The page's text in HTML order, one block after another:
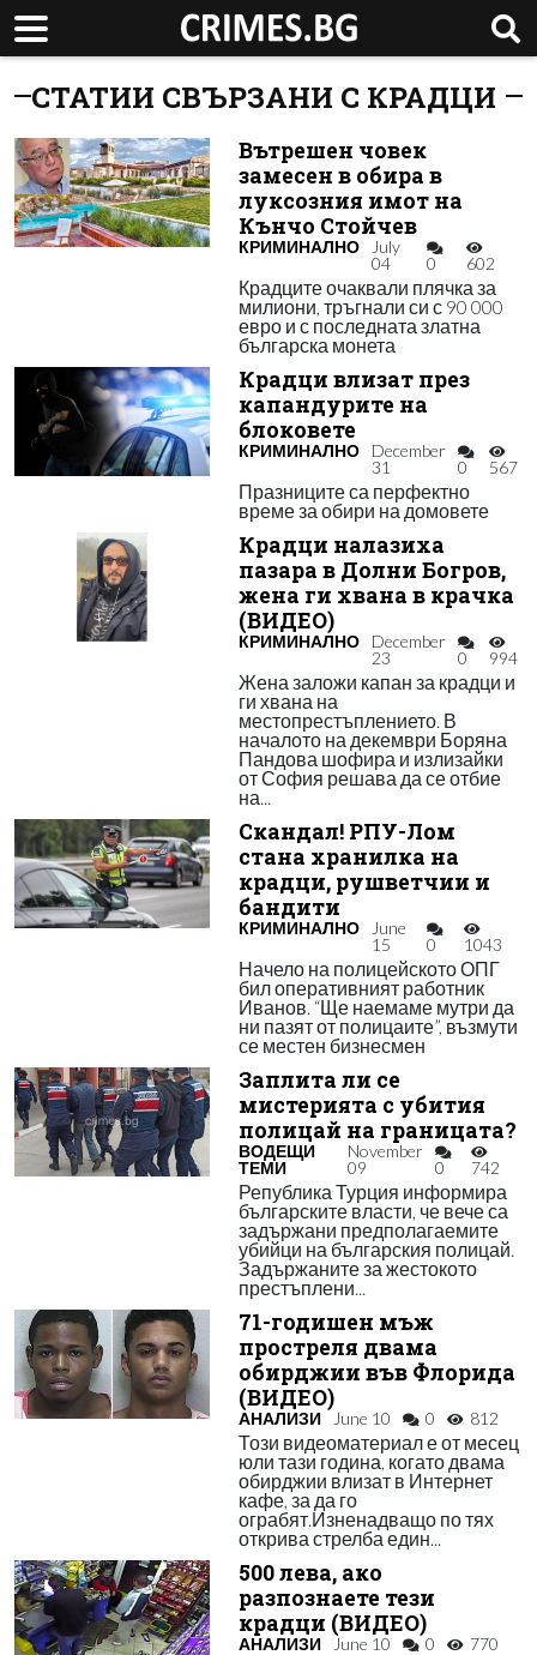
СТАТИИ СВЪРЗАНИ С КРАДЦИ
Вътрешен човек
замесен в обира в
луксозния имот на
Кънчо Стойчев
КРИМИНАЛНО
July
04
0 602
Крадците очаквали плячка за
милиони, тръгнали си с 90 000
евро и с последната златна
българска монета
Крадци влизат през
капандурите на
блоковете
КРИМИНАЛНО
December
31
0 567
Празниците са перфектно
време за обири на домовете
Крадци налазиха
пазара в Долни Богров,
жена ги хвана в крачка
(ВИДЕО)
КРИМИНАЛНО
December
23
0 994
Жена заложи капан за крадци и
ги хвана на
местопрестъплението. В
началото на декември Боряна
Пандова шофира и излизайки
от София решава да се отбие
на...
Скандал! РПУ-Лом
стана хранилка на
крадци, рушветчии и
бандити
КРИМИНАЛНО
June
15
0 1043
Начело на полицейското ОПГ
бил оперативният работник
Иванов. “Ще наемаме мутри да
ни пазят от полицаите”, възмути
се местен бизнесмен
Заплита ли се
мистерията с убития
полицай на границата?
ВОДЕЩИ
ТЕМИ
November
09
0 742
Република Турция информира
българските власти, че вече са
задържани предполагаемите
убийци на българския полицай.
Задържаните за жестокото
престъплени...
71-годишен мъж
простреля двама
обирджии във Флорида
(ВИДЕО)
АНАЛИЗИ June 10 0 812
Този видеоматериал е от месец
юли тази година, когато двама
обирджии влизат в Интернет
кафе, за да го
ограбят.Изненадващо по тях
открива стрелба един...
500 лева, ако
разпознаете тези
крадци (ВИДЕО)
АНАЛИЗИ June 10 0 770